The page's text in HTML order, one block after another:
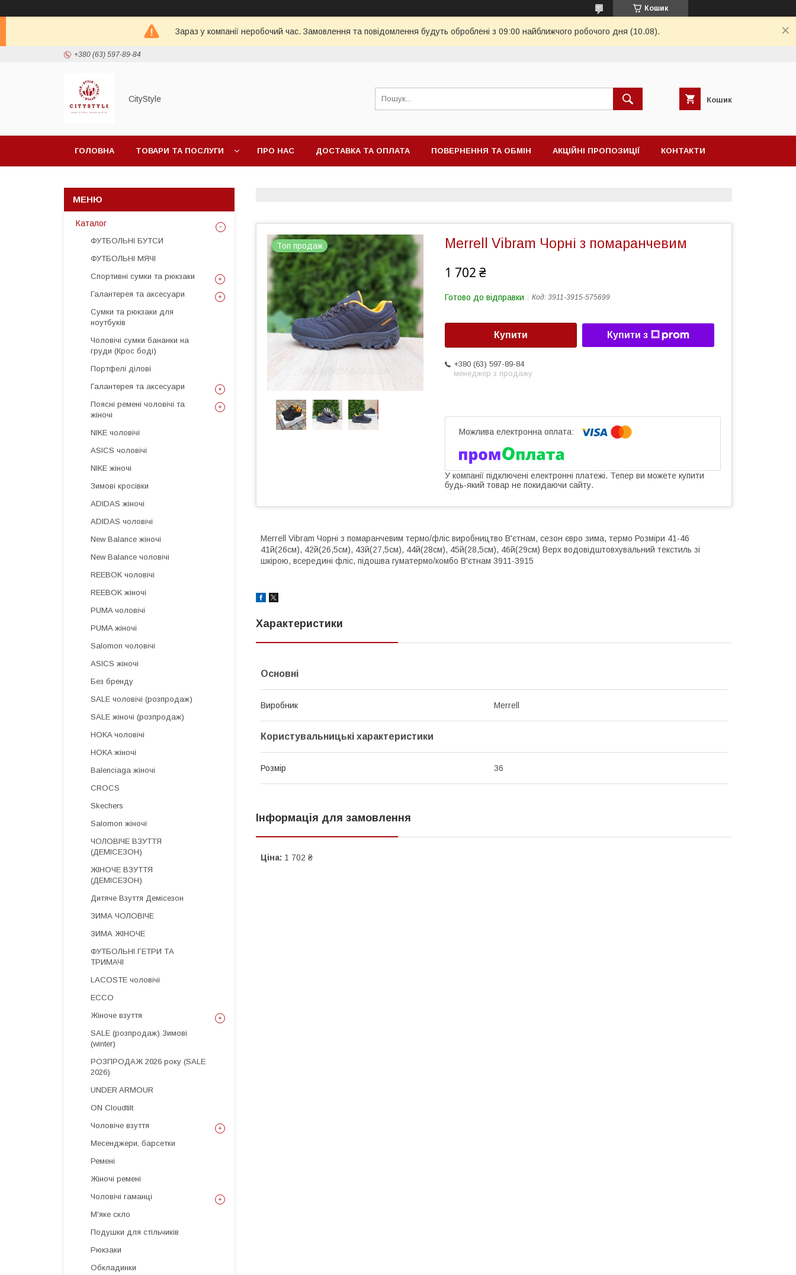
Кошик
Зараз у компанії неробочий час. Замовлення та повідомлення будуть оброблені з 09:00 найближчого робочого дня (10.08).
+380 (63) 597-89-84
CityStylе Кошик
ГОЛОВНА ТОВАРИ ТА ПОСЛУГИ ПРО НАС ДОСТАВКА ТА ОПЛАТА ПОВЕРНЕННЯ ТА ОБМІН АКЦІЙНІ ПРОПОЗИЦІЇ КОНТАКТИ
Топ продаж Merrell Vibram Чорні з помаранчевим
1 702 ₴
Готово до відправки Код: 3911-3915-575699
Купити Купити з
+380 (63) 597-89-84
менеджер з продажу
У компанії підключені електронні платежі. Тепер ви можете купити
будь-який товар не покидаючи сайту.
Merrell Vibram Чорні з помаранчевим термо/фліс виробництво В'єтнам, сезон євро зима, термо Розміри 41-46
41й(26см), 42й(26,5см), 43й(27,5см), 44й(28см), 45й(28,5см), 46й(29см) Верх водовідштовхувальний текстиль зі
шкірою, всередині фліс, підошва гуматермо/комбо В'єтнам 3911-3915
Характеристики
Основні
Виробник Merrell
Користувальницькі характеристики
Розмір 36
Інформація для замовлення
Ціна: 1 702 ₴
Каталог
ФУТБОЛЬНІ БУТСИ
ФУТБОЛЬНІ МЯЧІ
Спортивні сумки та рюкзаки
Галантерея та аксесуари
Сумки та рюкзаки для
ноутбуків
Чоловічі сумки бананки на
груди (Крос боді)
Портфелі ділові
Галантерея та аксесуари
Поясні ремені чоловічі та
жіночі
NIKE чоловічі
ASICS чоловічі
NIKE жіночі
Зимові кросівки
ADIDAS жіночі
ADIDAS чоловічі
New Balance жіночі
New Balance чоловічі
REEBOK чоловічі
REEBOK жіночі
PUMA чоловічі
PUMA жіночі
Salomon чоловічі
ASICS жіночі
Без бренду
SALE чоловічі (розпродаж)
SALE жіночі (розпродаж)
HOKA чоловічі
HOKA жіночі
Balenciaga жіночі
CROCS
Skechers
Salomon жіночі
ЧОЛОВІЧЕ ВЗУТТЯ
(ДЕМІСЕЗОН)
ЖІНОЧЕ ВЗУТТЯ
(ДЕМІСЕЗОН)
Дитяче Взуття Демісезон
ЗИМА ЧОЛОВІЧЕ
ЗИМА ЖІНОЧЕ
ФУТБОЛЬНІ ГЕТРИ ТА
ТРИМАЧІ
LACOSTE чоловічі
ECCO
Жіноче взуття
SALE (розпродаж) Зимові
(winter)
РОЗПРОДАЖ 2026 року (SALE
2026)
UNDER ARMOUR
ON Cloudtilt
Чоловіче взуття
Месенджери, барсетки
Ремені
Жіночі ремені
Чоловічі гаманці
М'яке скло
Подушки для стільчиків
Рюкзаки
Обкладинки